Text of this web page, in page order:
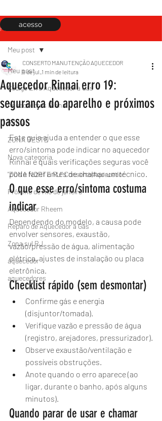
Post
Meu post
Código Erro Aquecedor a Gás
Aquecedores Rinnai
Rinnai
ZONA OESTE
Nova categoria
"ZONA NORTE RJ" Conserto|Aquecedor
Próximo de Rio de janeiro
Aquecedor Rheem
Reparo de Aquecedor a Gás
Zona sul RJ
aquecedor
aquecedores
Meu post
Aquecedor Rinnai erro 19:
segurança do aparelho e próximos
passos
CONSERTO MANUTENÇÃO AQUECEDOR
5 de jul. 1 min de leitura
Este guia ajuda a entender o que esse
erro/sintoma pode indicar no aquecedor
Rinnai e quais verificações seguras você
pode fazer antes de chamar um técnico.
O que esse erro/sintoma costuma
indicar
Dependendo do modelo, a causa pode
envolver sensores, exaustão,
vazão/pressão de água, alimentação
elétrica, ajustes de instalação ou placa
eletrônica.
Checklist rápido (sem desmontar)
Confirme gás e energia
(disjuntor/tomada).
Verifique vazão e pressão de água
(registro, arejadores, pressurizador).
Observe exaustão/ventilação e
possíveis obstruções.
Anote quando o erro aparece (ao
ligar, durante o banho, após alguns
minutos).
Quando parar de usar e chamar
acesso